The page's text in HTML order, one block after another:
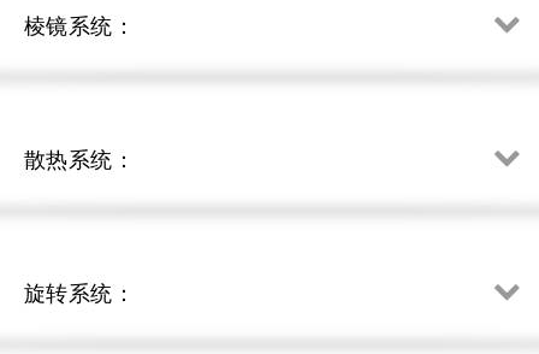
棱镜系统：
散热系统：
旋转系统：